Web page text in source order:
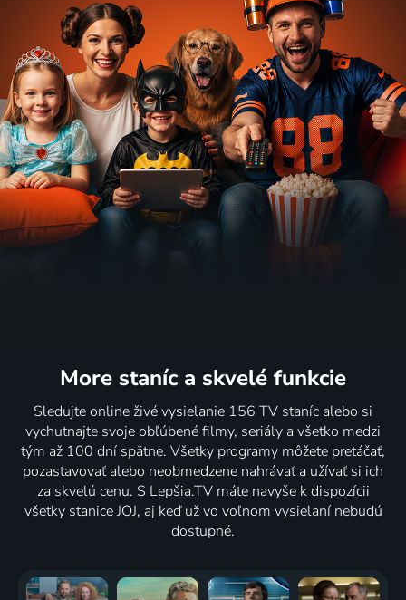
More staníc a skvelé funkcie
Sledujte online živé vysielanie 156 TV staníc alebo si
vychutnajte svoje obľúbené filmy, seriály a všetko medzi
tým až 100 dní spätne. Všetky programy môžete pretáčať,
pozastavovať alebo neobmedzene nahrávať a užívať si ich
za skvelú cenu. S Lepšia.TV máte navyše k dispozícii
všetky stanice JOJ, aj keď už vo voľnom vysielaní nebudú
dostupné.